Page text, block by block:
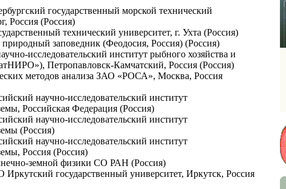
государственный морской технический
Россия (Россия)
технический университет, г. Ухта (Россия)
природный заповедник (Феодосия, Россия) (Россия)
исследовательский институт рыбного хозяйства и
Петропавловск-Камчатский, Россия (Россия)
методов анализа ЗАО «РОСА», Москва, Россия
научно-исследовательский институт
Российская Федерация (Россия)
научно-исследовательский институт
(Россия)
научно-исследовательский институт
Россия (Россия)
земной физики СО РАН (Россия)
государственный университет, Иркутск, Россия